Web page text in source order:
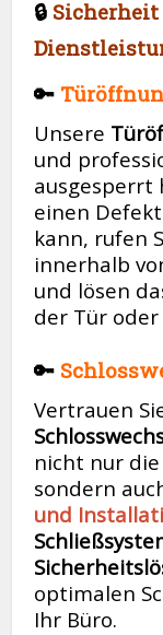
🔒 Sicherheit
🔑
Unsere
und
ausgesperrt
einen
kann, rufen
innerhalb
und lösen
der Tür oder
🔑
Vertrauen
nicht nur
sondern
und
optimalen
Ihr Büro.